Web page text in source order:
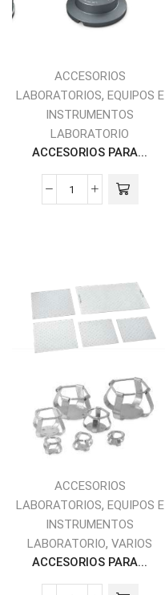
ACCESORIOS
LABORATORIOS, EQUIPOS E
INSTRUMENTOS
LABORATORIO
ACCESORIOS PARA...
ACCESORIOS
LABORATORIOS, EQUIPOS E
INSTRUMENTOS
LABORATORIO, VARIOS
ACCESORIOS PARA...